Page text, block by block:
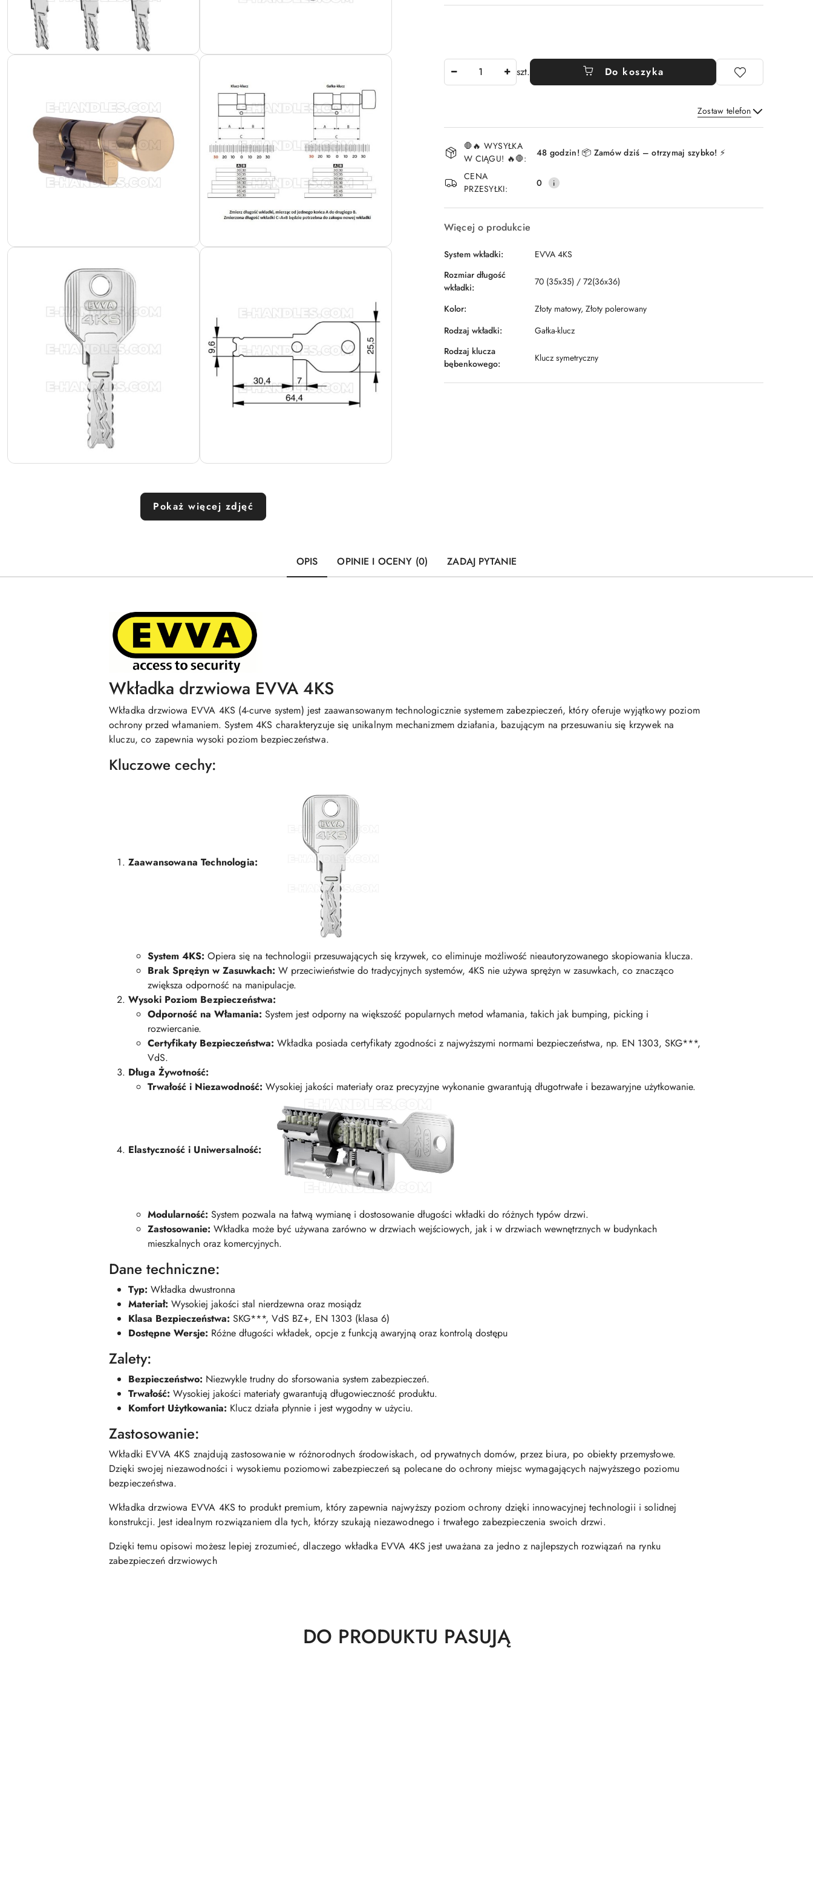
Pokaż więcej zdjęć
szt. Do koszyka
Zostaw telefon
Wyślij
Dostępność
i
dostawa
🛑🔥 WYSYŁKA
W CIĄGU! 🔥🛑:
48 godzin! 📦 Zamów dziś – otrzymaj szybko! ⚡
CENA
PRZESYŁKI:
0
Więcej o produkcie
System wkładki:
EVVA 4KS
Rozmiar długość
wkładki:
70 (35x35) / 72(36x36)
Kolor:
Złoty matowy, Złoty polerowany
Rodzaj wkładki:
Gałka-klucz
Rodzaj klucza
bębenkowego:
Klucz symetryczny
OPIS OPINIE I OCENY (0) ZADAJ PYTANIE
Wkładka drzwiowa EVVA 4KS
Wkładka drzwiowa EVVA 4KS (4-curve system) jest zaawansowanym technologicznie systemem zabezpieczeń, który oferuje wyjątkowy poziom
ochrony przed włamaniem. System 4KS charakteryzuje się unikalnym mechanizmem działania, bazującym na przesuwaniu się krzywek na
kluczu, co zapewnia wysoki poziom bezpieczeństwa.
Kluczowe cechy:
Zaawansowana Technologia:
System 4KS: Opiera się na technologii przesuwających się krzywek, co eliminuje możliwość nieautoryzowanego skopiowania klucza.
Brak Sprężyn w Zasuwkach: W przeciwieństwie do tradycyjnych systemów, 4KS nie używa sprężyn w zasuwkach, co znacząco
zwiększa odporność na manipulacje.
Wysoki Poziom Bezpieczeństwa:
Odporność na Włamania: System jest odporny na większość popularnych metod włamania, takich jak bumping, picking i
rozwiercanie.
Certyfikaty Bezpieczeństwa: Wkładka posiada certyfikaty zgodności z najwyższymi normami bezpieczeństwa, np. EN 1303, SKG***,
VdS.
Długa Żywotność:
Trwałość i Niezawodność: Wysokiej jakości materiały oraz precyzyjne wykonanie gwarantują długotrwałe i bezawaryjne użytkowanie.
Elastyczność i Uniwersalność:
Modularność: System pozwala na łatwą wymianę i dostosowanie długości wkładki do różnych typów drzwi.
Zastosowanie: Wkładka może być używana zarówno w drzwiach wejściowych, jak i w drzwiach wewnętrznych w budynkach
mieszkalnych oraz komercyjnych.
Dane techniczne:
Typ: Wkładka dwustronna
Materiał: Wysokiej jakości stal nierdzewna oraz mosiądz
Klasa Bezpieczeństwa: SKG***, VdS BZ+, EN 1303 (klasa 6)
Dostępne Wersje: Różne długości wkładek, opcje z funkcją awaryjną oraz kontrolą dostępu
Zalety:
Bezpieczeństwo: Niezwykle trudny do sforsowania system zabezpieczeń.
Trwałość: Wysokiej jakości materiały gwarantują długowieczność produktu.
Komfort Użytkowania: Klucz działa płynnie i jest wygodny w użyciu.
Zastosowanie:
Wkładki EVVA 4KS znajdują zastosowanie w różnorodnych środowiskach, od prywatnych domów, przez biura, po obiekty przemysłowe.
Dzięki swojej niezawodności i wysokiemu poziomowi zabezpieczeń są polecane do ochrony miejsc wymagających najwyższego poziomu
bezpieczeństwa.
Wkładka drzwiowa EVVA 4KS to produkt premium, który zapewnia najwyższy poziom ochrony dzięki innowacyjnej technologii i solidnej
konstrukcji. Jest idealnym rozwiązaniem dla tych, którzy szukają niezawodnego i trwałego zabezpieczenia swoich drzwi.
Dzięki temu opisowi możesz lepiej zrozumieć, dlaczego wkładka EVVA 4KS jest uważana za jedno z najlepszych rozwiązań na rynku
zabezpieczeń drzwiowych
Produkty
DO PRODUKTU PASUJĄ